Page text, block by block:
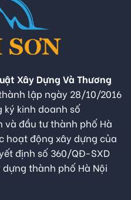
Xây Dựng Và Thương
lập ngày 28/10/2016
ký kinh doanh số
và đầu tư thành phố Hà
hoạt động xây dựng của
định số 360/QĐ-SXD
thành phố Hà Nội